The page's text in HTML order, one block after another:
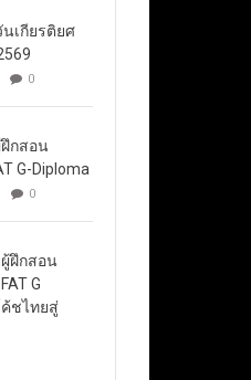
นเกียรติยศ
0
ฝึกสอน
G-Diploma
0
ผู้ฝึกสอน
G
ชไทยสู่